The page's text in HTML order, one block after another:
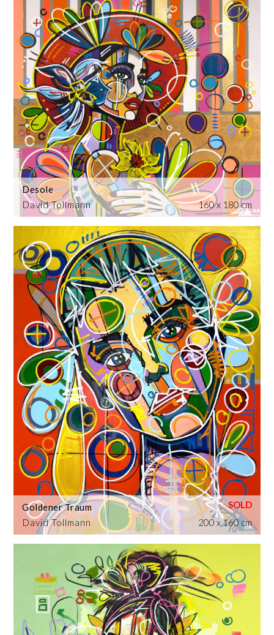
David Tollmann
Desole
160 x 180 cm
David Tollmann
Goldener Traum
200 x 160 cm